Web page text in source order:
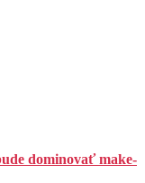
dominovať make-